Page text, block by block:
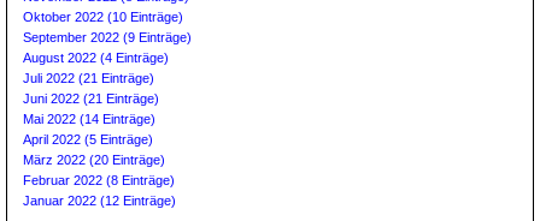
Oktober 2022 (10 Einträge)
September 2022 (9 Einträge)
August 2022 (4 Einträge)
Juli 2022 (21 Einträge)
Juni 2022 (21 Einträge)
Mai 2022 (14 Einträge)
April 2022 (5 Einträge)
März 2022 (20 Einträge)
Februar 2022 (8 Einträge)
Januar 2022 (12 Einträge)